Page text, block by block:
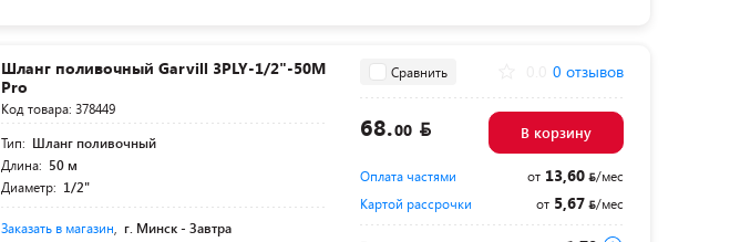
Шланг поливочный Garvill 3PLY-1/2"-50М
Pro
Код товара: 378449
Тип: Шланг поливочный
Длина: 50 м
Диаметр: 1/2"
Заказать в магазин, г. Минск -Завтра
Сравнить 0 отзывов
68.00 В корзину
Оплата частями от13,60
/мес
Картой рассрочки
от5,67 /мес